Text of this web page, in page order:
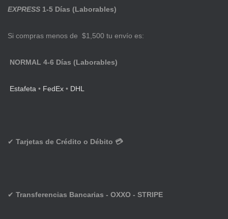
EXPRESS 1-5 Días (Laborables)
Si compras menos de $1,500 tu envío es:
NORMAL 4-6 Días (Laborables)
Estafeta • FedEx • DHL
✔ Tarjetas de Crédito o Débito 💳
✔ Transferencias Bancarias - OXXO - STRIPE